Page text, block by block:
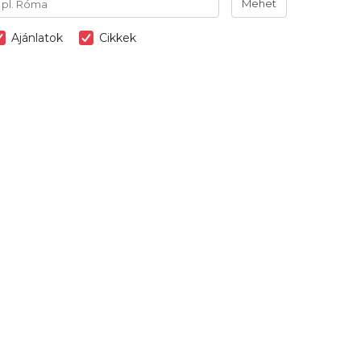
Mehet
Ajánlatok Cikkek